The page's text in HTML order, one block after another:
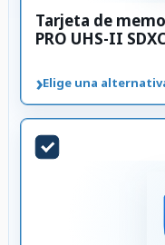
Tarjeta de
PRO UHS-II
›Elige una